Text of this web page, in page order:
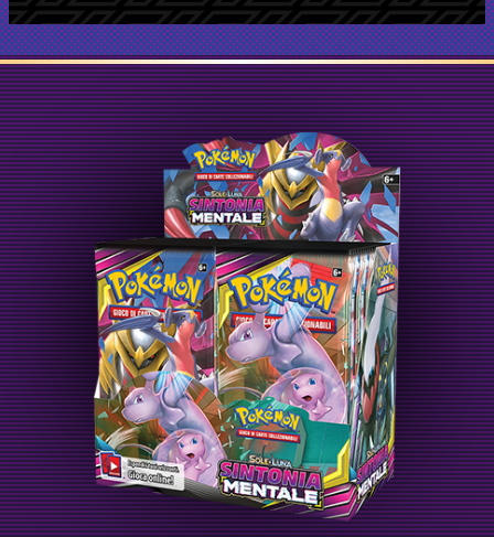
4 Energia Unione{F}
{D}
{Y}
4 Energia Unione{G}
{R}
{W}
4 Energia Unione{L}
{P}
{M}
Carte Allenatore (28)
4 Camilla
4 Hapi
2 Ospitalità di Erika
2 Tell e Pat
4 Pregio Ball
4 Comunicazione Pokémon
3 Caramella Rara
Camilla Raichu e Raichu di Alola-GX
Garchomp e Giratina-GX